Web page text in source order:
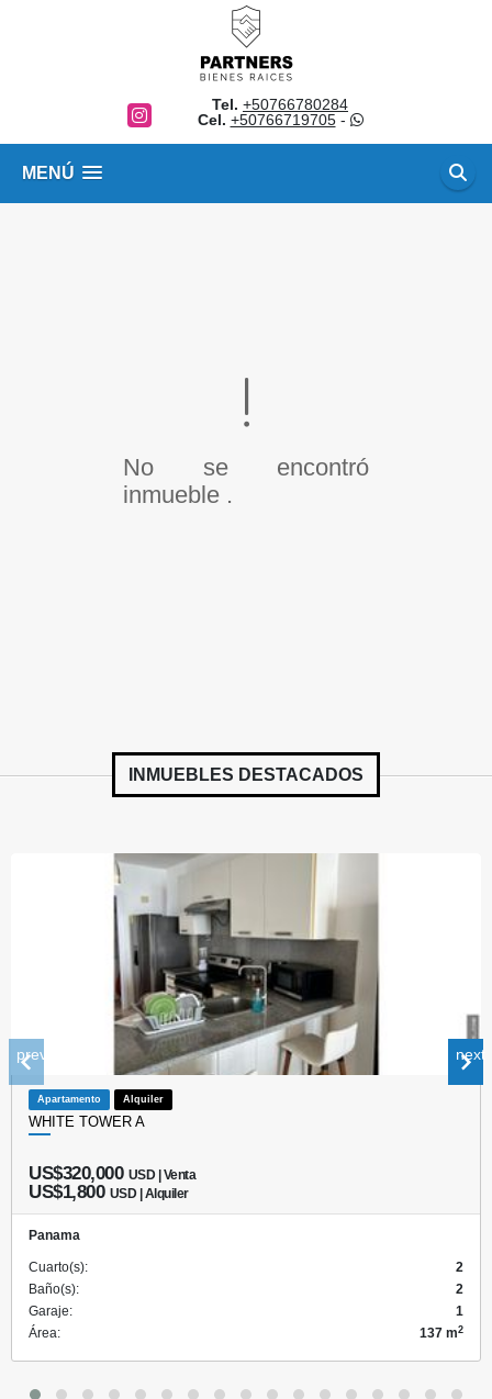
Instagram
Tel. +50766780284
Cel. +50766719705-
MENÚ
No se encontró
inmueble .
INMUEBLES DESTACADOS
Apartamento Alquiler
WHITE TOWER A
US$320,000 USD | Venta
US$1,800 USD | Alquiler
Panama
Cuarto(s):
2
Baño(s):
2
Garaje:
1
Área:
137 m2
prev next